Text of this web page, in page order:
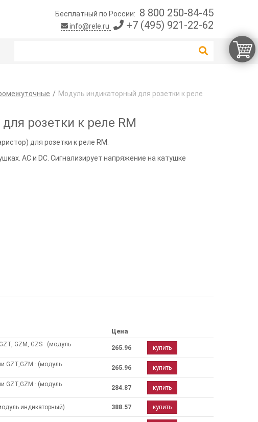
Бесплатный по России: 8 800 250-84-45
info@rele.ru +7 (495) 921-22-62
Модуль индикаторный для розетки к реле
розетки к реле RM
для розетки к реле RM.
AC и DC. Сигнализирует напряжение на катушке
Цена
GZM, GZS · (модуль
265.96 купить
GZT,GZM · (модуль
265.96 купить
GZT,GZM · (модуль
284.87 купить
индикаторный) 388.57 купить